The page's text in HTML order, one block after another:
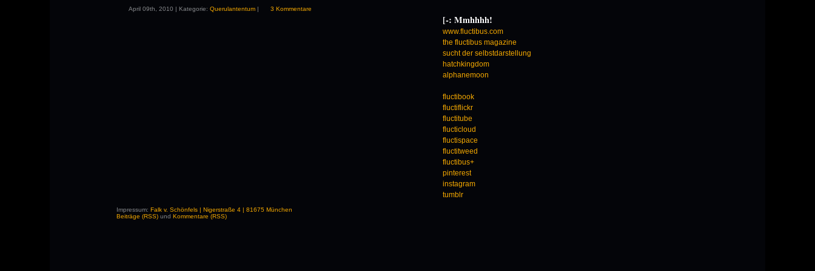
April 09th, 2010 | Kategorie: Querulantentum | 3 Kommentare
[-: Mmhhhh!
www.fluctibus.com
the fluctibus magazine
sucht der selbstdarstellung
hatchkingdom
alphanemoon
fluctibook
fluctiflickr
fluctitube
flucticloud
fluctispace
fluctitweed
fluctibus+
pinterest
instagram
tumblr
Impressum: Falk v. Schönfels | Nigerstraße 4 | 81675 München
Beiträge (RSS) und Kommentare (RSS)